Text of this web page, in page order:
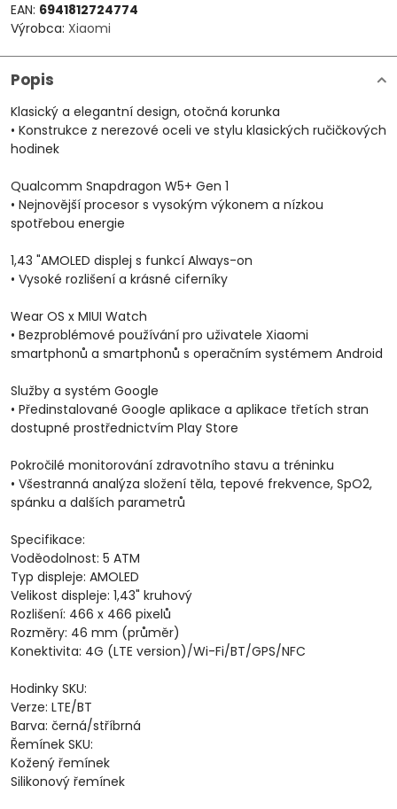
EAN: 6941812724774
Výrobca: Xiaomi
Popis
Klasický a elegantní design, otočná korunka
• Konstrukce z nerezové oceli ve stylu klasických ručičkových
hodinek
Qualcomm Snapdragon W5+ Gen 1
• Nejnovější procesor s vysokým výkonem a nízkou
spotřebou energie
1,43 "AMOLED displej s funkcí Always-on
• Vysoké rozlišení a krásné ciferníky
Wear OS x MIUI Watch
• Bezproblémové používání pro uživatele Xiaomi
smartphonů a smartphonů s operačním systémem Android
Služby a systém Google
• Předinstalované Google aplikace a aplikace třetích stran
dostupné prostřednictvím Play Store
Pokročilé monitorování zdravotního stavu a tréninku
• Všestranná analýza složení těla, tepové frekvence, SpO2,
spánku a dalších parametrů
Specifikace:
Voděodolnost: 5 ATM
Typ displeje: AMOLED
Velikost displeje: 1,43" kruhový
Rozlišení: 466 x 466 pixelů
Rozměry: 46 mm (průměr)
Konektivita: 4G (LTE version)/Wi-Fi/BT/GPS/NFC
Hodinky SKU:
Verze: LTE/BT
Barva: černá/stříbrná
Řemínek SKU:
Kožený řemínek
Silikonový řemínek